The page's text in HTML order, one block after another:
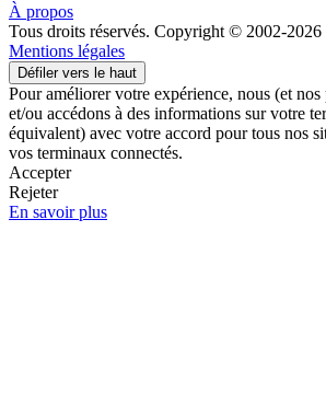
À propos
Tous droits réservés. Copyright © 2002-
Mentions légales
Défiler vers le haut
Pour améliorer votre expérience, nous (et nos
et/ou accédons à des informations sur votre
équivalent) avec votre accord pour tous nos
vos terminaux connectés.
Accepter
Rejeter
En savoir plus